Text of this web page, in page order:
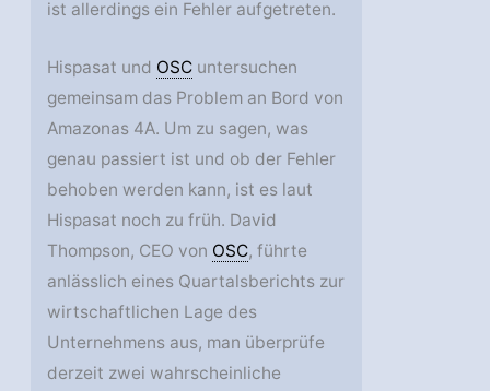
ist allerdings ein Fehler aufgetreten.
Hispasat und OSC untersuchen
gemeinsam das Problem an Bord von
Amazonas 4A. Um zu sagen, was
genau passiert ist und ob der Fehler
behoben werden kann, ist es laut
Hispasat noch zu früh. David
Thompson, CEO von OSC, führte
anlässlich eines Quartalsberichts zur
wirtschaftlichen Lage des
Unternehmens aus, man überprüfe
derzeit zwei wahrscheinliche